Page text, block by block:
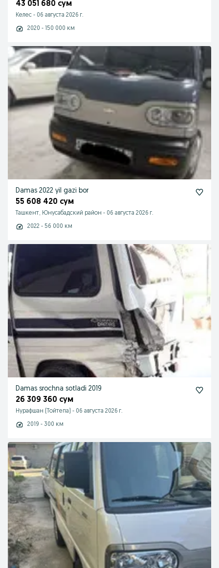
43 051 680 сум
Келес - 06 августа 2026 г.
2020 - 150 000 км
Damas 2022 yil gazi bor
55 608 420 сум
Ташкент, Юнусабадский район - 06 августа 2026 г.
2022 - 56 000 км
Damas srochna sotladi 2019
26 309 360 сум
Нурафшан (Тойтепа) - 06 августа 2026 г.
2019 - 300 км